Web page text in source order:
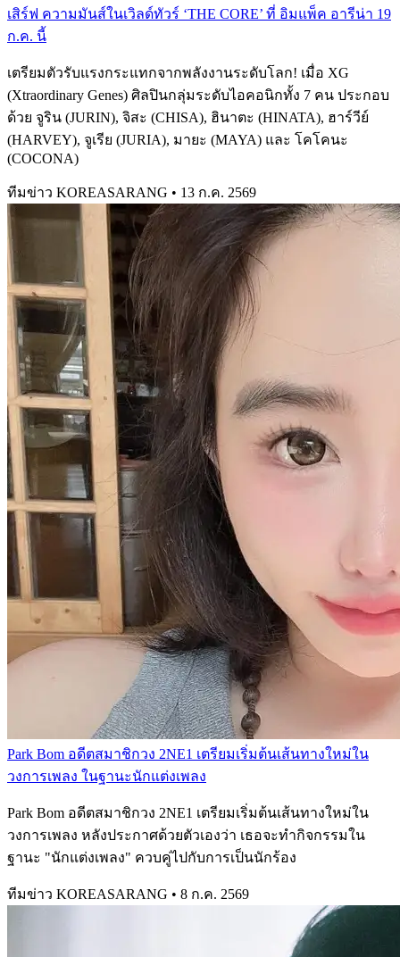
เสิร์ฟ ความมันส์ในเวิลด์ทัวร์ ‘THE CORE’ ที่ อิมแพ็ค อารีน่า 19
ก.ค. นี้
เตรียมตัวรับแรงกระแทกจากพลังงานระดับโลก! เมื่อ XG
(Xtraordinary Genes) ศิลปินกลุ่มระดับไอคอนิกทั้ง 7 คน ประกอบ
ด้วย จูริน (JURIN), จิสะ (CHISA), ฮินาตะ (HINATA), ฮาร์วีย์
(HARVEY), จูเรีย (JURIA), มายะ (MAYA) และ โคโคนะ
(COCONA)
ทีมข่าว KOREASARANG • 13 ก.ค. 2569
Park Bom อดีตสมาชิกวง 2NE1 เตรียมเริ่มต้นเส้นทางใหม่ใน
วงการเพลง ในฐานะนักแต่งเพลง
Park Bom อดีตสมาชิกวง 2NE1 เตรียมเริ่มต้นเส้นทางใหม่ใน
วงการเพลง หลังประกาศด้วยตัวเองว่า เธอจะทำกิจกรรมใน
ฐานะ "นักแต่งเพลง" ควบคู่ไปกับการเป็นนักร้อง
ทีมข่าว KOREASARANG • 8 ก.ค. 2569